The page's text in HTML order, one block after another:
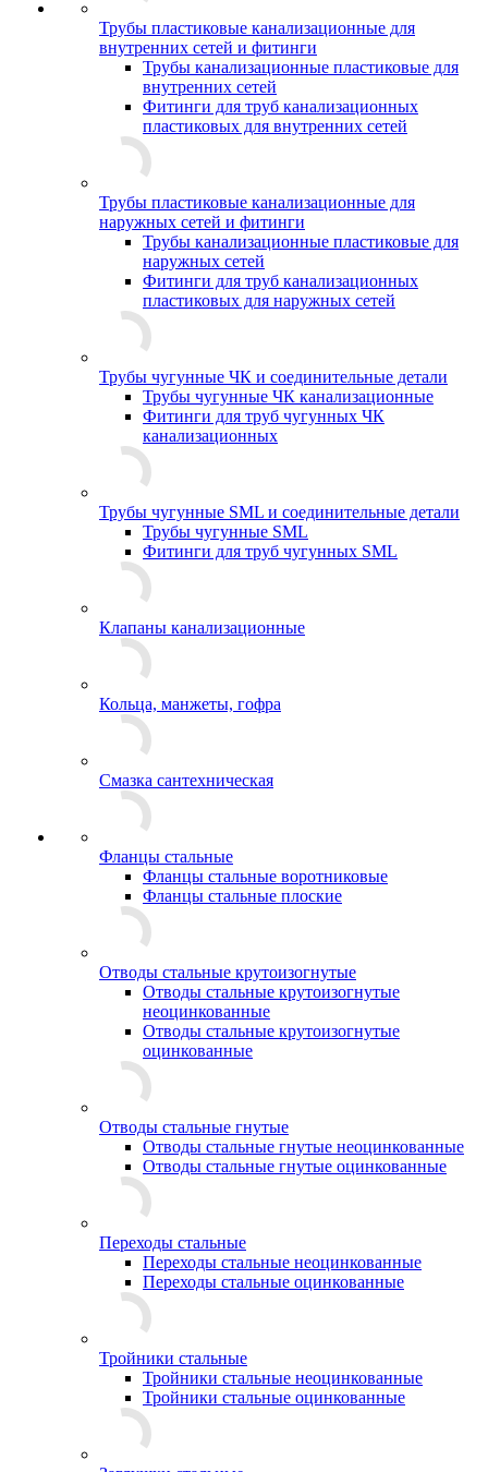
Трубы пластиковые канализационные для
внутренних сетей и фитинги
Трубы канализационные пластиковые для
внутренних сетей
Фитинги для труб канализационных
пластиковых для внутренних сетей
Трубы пластиковые канализационные для
наружных сетей и фитинги
Трубы канализационные пластиковые для
наружных сетей
Фитинги для труб канализационных
пластиковых для наружных сетей
Трубы чугунные ЧК и соединительные детали
Трубы чугунные ЧК канализационные
Фитинги для труб чугунных ЧК
канализационных
Трубы чугунные SML и соединительные детали
Трубы чугунные SML
Фитинги для труб чугунных SML
Клапаны канализационные
Кольца, манжеты, гофра
Смазка сантехническая
Фланцы стальные
Фланцы стальные воротниковые
Фланцы стальные плоские
Отводы стальные крутоизогнутые
Отводы стальные крутоизогнутые
неоцинкованные
Отводы стальные крутоизогнутые
оцинкованные
Отводы стальные гнутые
Отводы стальные гнутые неоцинкованные
Отводы стальные гнутые оцинкованные
Переходы стальные
Переходы стальные неоцинкованные
Переходы стальные оцинкованные
Тройники стальные
Тройники стальные неоцинкованные
Тройники стальные оцинкованные